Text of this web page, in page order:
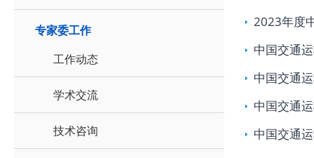
专家委工作
工作动态
学术交流
技术咨询
2023年度
中国交通
中国交通
中国交通
中国交通